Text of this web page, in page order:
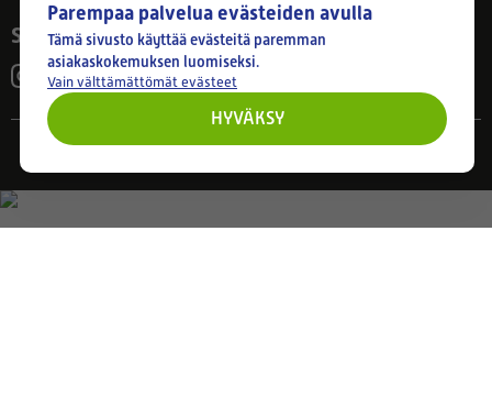
Seuraa meitä
Parempaa palvelua evästeiden avulla
Tämä sivusto käyttää evästeitä paremman
asiakaskokemuksen luomiseksi.
Vain välttämättömät evästeet
HYVÄKSY